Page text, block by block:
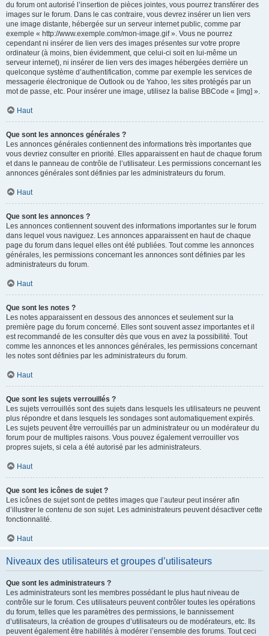
du forum ont autorisé l’insertion de pièces jointes, vous pourrez transférer des
images sur le forum. Dans le cas contraire, vous devrez insérer un lien vers
une image distante, hébergée sur un serveur internet public, comme par
exemple « http://www.exemple.com/mon-image.gif ». Vous ne pourrez
cependant ni insérer de lien vers des images présentes sur votre propre
ordinateur (à moins, bien évidemment, que celui-ci soit en lui-même un
serveur internet), ni insérer de lien vers des images hébergées derrière un
quelconque système d’authentification, comme par exemple les services de
messagerie électronique de Outlook ou de Yahoo, les sites protégés par un
mot de passe, etc. Pour insérer une image, utilisez la balise BBCode « [img] ».
Haut
Que sont les annonces générales ?
Les annonces générales contiennent des informations très importantes que
vous devriez consulter en priorité. Elles apparaissent en haut de chaque forum
et dans le panneau de contrôle de l’utilisateur. Les permissions concernant les
annonces générales sont définies par les administrateurs du forum.
Haut
Que sont les annonces ?
Les annonces contiennent souvent des informations importantes sur le forum
dans lequel vous naviguez. Les annonces apparaissent en haut de chaque
page du forum dans lequel elles ont été publiées. Tout comme les annonces
générales, les permissions concernant les annonces sont définies par les
administrateurs du forum.
Haut
Que sont les notes ?
Les notes apparaissent en dessous des annonces et seulement sur la
première page du forum concerné. Elles sont souvent assez importantes et il
est recommandé de les consulter dès que vous en avez la possibilité. Tout
comme les annonces et les annonces générales, les permissions concernant
les notes sont définies par les administrateurs du forum.
Haut
Que sont les sujets verrouillés ?
Les sujets verrouillés sont des sujets dans lesquels les utilisateurs ne peuvent
plus répondre et dans lesquels les sondages sont automatiquement expirés.
Les sujets peuvent être verrouillés par un administrateur ou un modérateur du
forum pour de multiples raisons. Vous pouvez également verrouiller vos
propres sujets, si cela a été autorisé par les administrateurs.
Haut
Que sont les icônes de sujet ?
Les icônes de sujet sont de petites images que l’auteur peut insérer afin
d’illustrer le contenu de son sujet. Les administrateurs peuvent désactiver cette
fonctionnalité.
Haut
Niveaux des utilisateurs et groupes d’utilisateurs
Que sont les administrateurs ?
Les administrateurs sont les membres possédant le plus haut niveau de
contrôle sur le forum. Ces utilisateurs peuvent contrôler toutes les opérations
du forum, telles que les paramètres des permissions, le bannissement
d’utilisateurs, la création de groupes d’utilisateurs ou de modérateurs, etc. Ils
peuvent également être habilités à modérer l’ensemble des forums. Tout ceci